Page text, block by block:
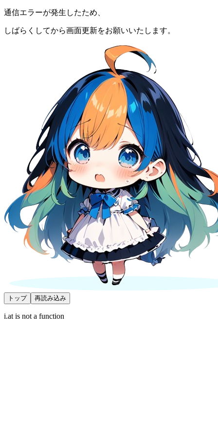
通信エラーが発生したため、
しばらくしてから画面更新をお願いいたします。
トップ 再読み込み
i.at is not a function